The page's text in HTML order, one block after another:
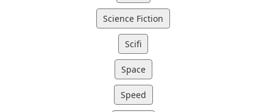
Science Fiction
Scifi
Space
Speed